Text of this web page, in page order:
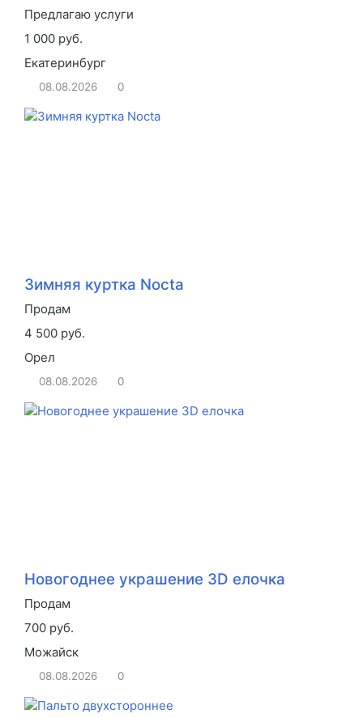
Предлагаю услуги
1 000 руб.
Екатеринбург
08.08.2026 0
Зимняя куртка Nocta
Продам
4 500 руб.
Орел
08.08.2026 0
Новогоднее украшение 3D елочка
Продам
700 руб.
Можайск
08.08.2026 0